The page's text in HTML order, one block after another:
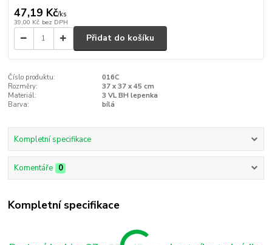
47,19 Kč/ks
39,00 Kč bez DPH
Přidat do košíku
Číslo produktu:
016C
Rozměry:
37 x 37 x 45 cm
Materiál:
3 VL BH lepenka
Barva:
bílá
Kompletní specifikace
Komentáře 0
Kompletní specifikace